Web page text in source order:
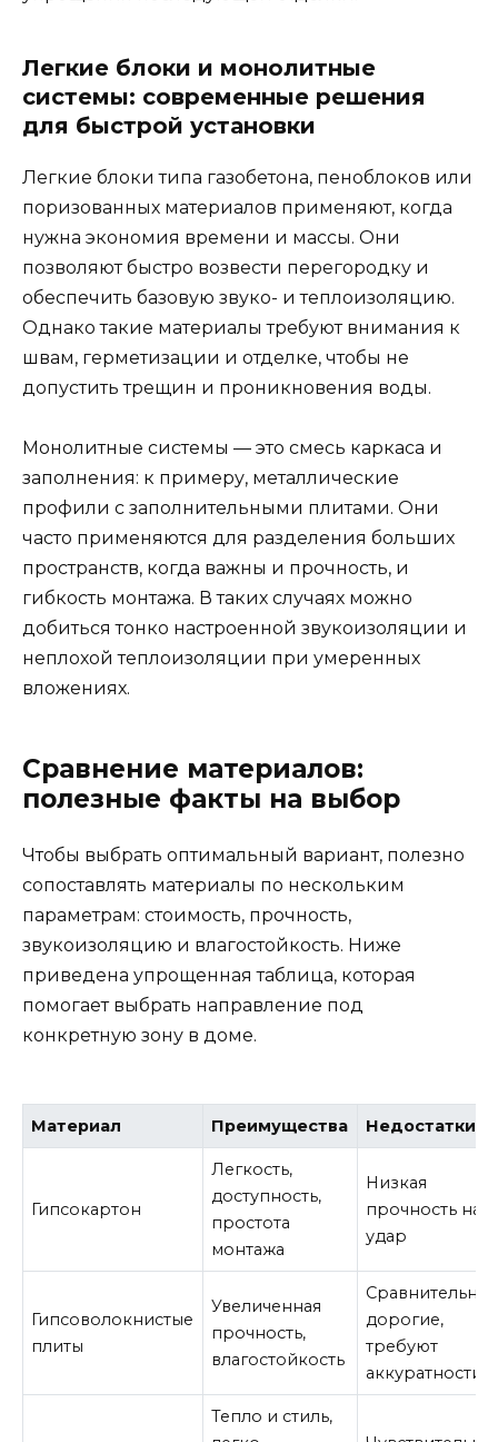
Легкие блоки и монолитные
системы: современные решения
для быстрой установки
Легкие блоки типа газобетона, пеноблоков или
поризованных материалов применяют, когда
нужна экономия времени и массы. Они
позволяют быстро возвести перегородку и
обеспечить базовую звуко- и теплоизоляцию.
Однако такие материалы требуют внимания к
швам, герметизации и отделке, чтобы не
допустить трещин и проникновения воды.
Монолитные системы — это смесь каркаса и
заполнения: к примеру, металлические
профили с заполнительными плитами. Они
часто применяются для разделения больших
пространств, когда важны и прочность, и
гибкость монтажа. В таких случаях можно
добиться тонко настроенной звукоизоляции и
неплохой теплоизоляции при умеренных
вложениях.
Сравнение материалов:
полезные факты на выбор
Чтобы выбрать оптимальный вариант, полезно
сопоставлять материалы по нескольким
параметрам: стоимость, прочность,
звукоизоляцию и влагостойкость. Ниже
приведена упрощенная таблица, которая
помогает выбрать направление под
конкретную зону в доме.
Материал Преимущества Недостатки
Гипсокартон
Легкость,
доступность,
простота
монтажа
Низкая
прочность на
удар
Гипсоволокнистые
плиты
Увеличенная
прочность,
влагостойкость
Сравнительно
дорогие,
требуют
аккуратности
Тепло и стиль,